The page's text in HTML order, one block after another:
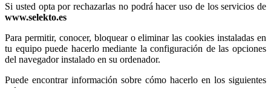
Si usted opta por rechazarlas no podrá hacer uso de los servicios de
www.selekto.es
Para permitir, conocer, bloquear o eliminar las cookies instaladas en
tu equipo puede hacerlo mediante la configuración de las opciones
del navegador instalado en su ordenador.
Puede encontrar información sobre cómo hacerlo en los siguientes